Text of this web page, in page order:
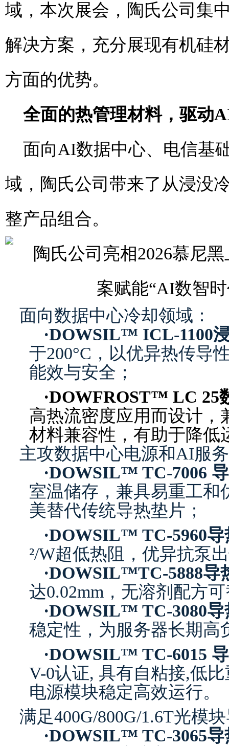
域，本次展会，陶氏公司集
解决方案，充分展现有机硅
方面的优势。
全面的热管理材料，驱动
面向AI数据中心、电信基
域，陶氏公司带来了从浸没
整产品组合。
面向数据中心冷却领域：
·DOWSIL™ ICL-1100
于200°C，以优异热传导
能效与安全；
·DOWFROST™ LC 25
高热流密度应用而设计，
材料兼容性，有助于降低
主攻数据中心电源和AI服
·DOWSIL™ TC-7006
室温储存 ， 兼具易重工和
美替代传统导热垫片 ；
·DOWSIL™ TC-5960导
²/W超低热阻，优异抗泵
·DOWSIL™TC-5888导
达0.02mm，无溶剂配方
·DOWSIL™ TC-3080导
稳定性，为服务器长期高
·DOWSIL™ TC-6015
V-0认证, 具有自粘接,低
电源模块稳定高效运行。
满足400G/800G/1.6T光模
·DOWSIL™ TC-3065导